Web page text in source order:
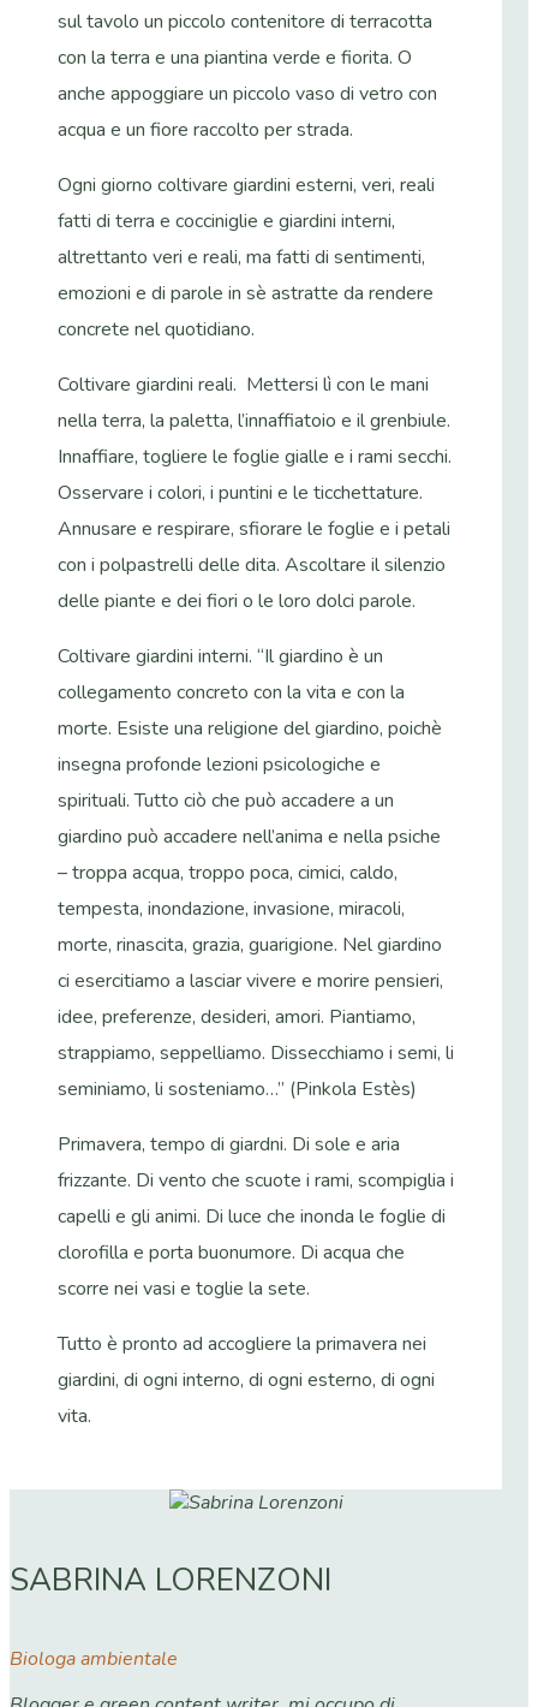
sul tavolo un piccolo contenitore di terracotta
con la terra e una piantina verde e fiorita. O
anche appoggiare un piccolo vaso di vetro con
acqua e un fiore raccolto per strada.
Ogni giorno coltivare giardini esterni, veri, reali
fatti di terra e cocciniglie e giardini interni,
altrettanto veri e reali, ma fatti di sentimenti,
emozioni e di parole in sè astratte da rendere
concrete nel quotidiano.
Coltivare giardini reali. Mettersi lì con le mani
nella terra, la paletta, l’innaffiatoio e il grenbiule.
Innaffiare, togliere le foglie gialle e i rami secchi.
Osservare i colori, i puntini e le ticchettature.
Annusare e respirare, sfiorare le foglie e i petali
con i polpastrelli delle dita. Ascoltare il silenzio
delle piante e dei fiori o le loro dolci parole.
Coltivare giardini interni. “Il giardino è un
collegamento concreto con la vita e con la
morte. Esiste una religione del giardino, poichè
insegna profonde lezioni psicologiche e
spirituali. Tutto ciò che può accadere a un
giardino può accadere nell’anima e nella psiche
– troppa acqua, troppo poca, cimici, caldo,
tempesta, inondazione, invasione, miracoli,
morte, rinascita, grazia, guarigione. Nel giardino
ci esercitiamo a lasciar vivere e morire pensieri,
idee, preferenze, desideri, amori. Piantiamo,
strappiamo, seppelliamo. Dissecchiamo i semi, li
seminiamo, li sosteniamo…” (Pinkola Estès)
Primavera, tempo di giardni. Di sole e aria
frizzante. Di vento che scuote i rami, scompiglia i
capelli e gli animi. Di luce che inonda le foglie di
clorofilla e porta buonumore. Di acqua che
scorre nei vasi e toglie la sete.
Tutto è pronto ad accogliere la primavera nei
giardini, di ogni interno, di ogni esterno, di ogni
vita.
SABRINA LORENZONI
Biologa ambientale